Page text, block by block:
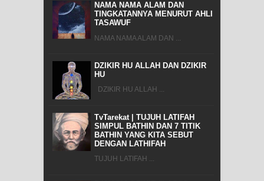
NAMA NAMA ALAM DAN
TINGKATANNYA MENURUT AHLI
TASAWUF
NAMA NAMA ALAM DAN ...
DZIKIR HU ALLAH DAN DZIKIR
HU
DZIKIR HU ALLAH ...
TvTarekat | TUJUH LATIFAH
SIMPUL BATHIN DAN 7 TITIK
BATHIN YANG KITA SEBUT
DENGAN LATHIFAH
TUJUH LATIFAH ...